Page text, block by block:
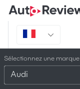
Sélectionnez une marque
Audi